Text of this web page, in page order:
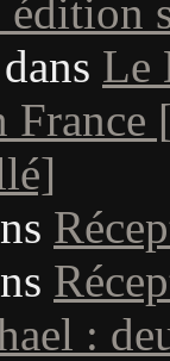
dans Le
: